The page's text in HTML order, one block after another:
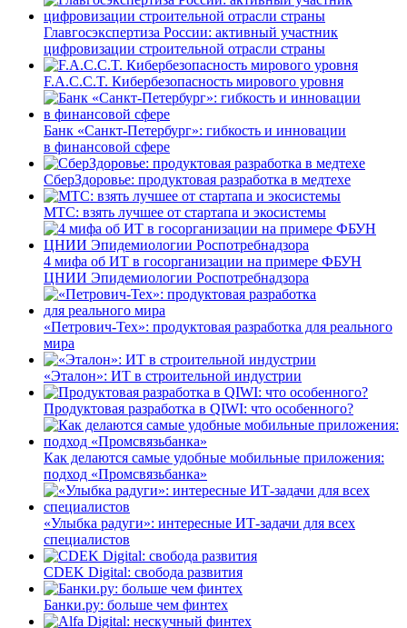
Главгосэкспертиза России: активный участник
цифровизации строительной отрасли страны
F.A.C.C.T. Кибербезопасность мирового уровня
Банк «Санкт-Петербург»: гибкость и инновации
в финансовой сфере
СберЗдоровье: продуктовая разработка в медтехе
МТС: взять лучшее от стартапа и экосистемы
4 мифа об ИТ в госорганизации на примере ФБУН
ЦНИИ Эпидемиологии Роспотребнадзора
«Петрович-Тех»: продуктовая разработка для реального
мира
«Эталон»: ИТ в строительной индустрии
Продуктовая разработка в QIWI: что особенного?
Как делаются самые удобные мобильные приложения:
подход «Промсвязьбанка»
«Улыбка радуги»: интересные ИТ-задачи для всех
специалистов
CDEK Digital: свобода развития
Банки.ру: больше чем финтех